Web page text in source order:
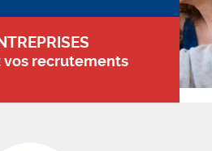
vos recrutements